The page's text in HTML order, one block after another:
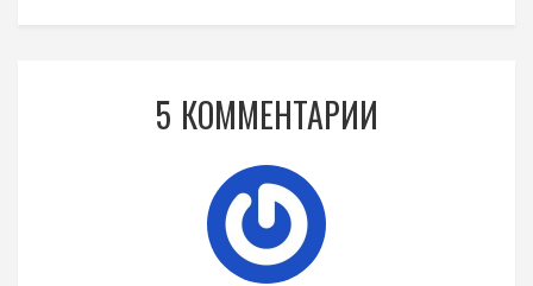
5 КОММЕНТАРИИ